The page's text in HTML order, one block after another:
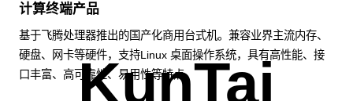
计算终端产品
基于飞腾处理器推出的国产化商用台式机。兼容业界主流内存、
硬盘、网卡等硬件，支持Linux 桌面操作系统，具有高性能、接
口丰富、高可靠性、易用性等特点。
KunTai